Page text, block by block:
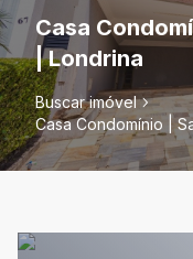
Casa
| Londrina
Buscar imóvel
Casa Condomínio |